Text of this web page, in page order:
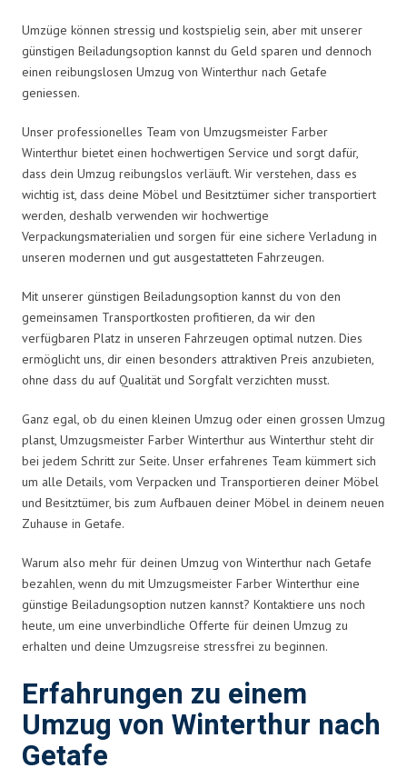
Umzüge können stressig und kostspielig sein, aber mit unserer
günstigen Beiladungsoption kannst du Geld sparen und dennoch
einen reibungslosen Umzug von Winterthur nach Getafe
geniessen.
Unser professionelles Team von Umzugsmeister Farber
Winterthur bietet einen hochwertigen Service und sorgt dafür,
dass dein Umzug reibungslos verläuft. Wir verstehen, dass es
wichtig ist, dass deine Möbel und Besitztümer sicher transportiert
werden, deshalb verwenden wir hochwertige
Verpackungsmaterialien und sorgen für eine sichere Verladung in
unseren modernen und gut ausgestatteten Fahrzeugen.
Mit unserer günstigen Beiladungsoption kannst du von den
gemeinsamen Transportkosten profitieren, da wir den
verfügbaren Platz in unseren Fahrzeugen optimal nutzen. Dies
ermöglicht uns, dir einen besonders attraktiven Preis anzubieten,
ohne dass du auf Qualität und Sorgfalt verzichten musst.
Ganz egal, ob du einen kleinen Umzug oder einen grossen Umzug
planst, Umzugsmeister Farber Winterthur aus Winterthur steht dir
bei jedem Schritt zur Seite. Unser erfahrenes Team kümmert sich
um alle Details, vom Verpacken und Transportieren deiner Möbel
und Besitztümer, bis zum Aufbauen deiner Möbel in deinem neuen
Zuhause in Getafe.
Warum also mehr für deinen Umzug von Winterthur nach Getafe
bezahlen, wenn du mit Umzugsmeister Farber Winterthur eine
günstige Beiladungsoption nutzen kannst? Kontaktiere uns noch
heute, um eine unverbindliche Offerte für deinen Umzug zu
erhalten und deine Umzugsreise stressfrei zu beginnen.
Erfahrungen zu einem
Umzug von Winterthur nach
Getafe